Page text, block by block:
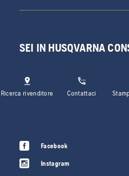
SEI IN HUSQVARNA
Ricerca rivenditore Contattaci
Facebook
Instagram